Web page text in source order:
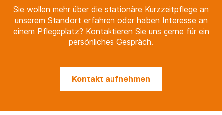
Sie wollen mehr über die stationäre Kurzzeitpflege an
unserem Standort erfahren oder haben Interesse an
einem Pflegeplatz? Kontaktieren Sie uns gerne für ein
persönliches Gespräch.
Kontakt aufnehmen